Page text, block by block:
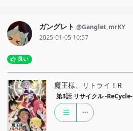
ガングレト @Ganglet_mrKY
2025-01-05 10:57
良い
魔王様、リトライ！R
第3話 リサイクル -ReCycle-